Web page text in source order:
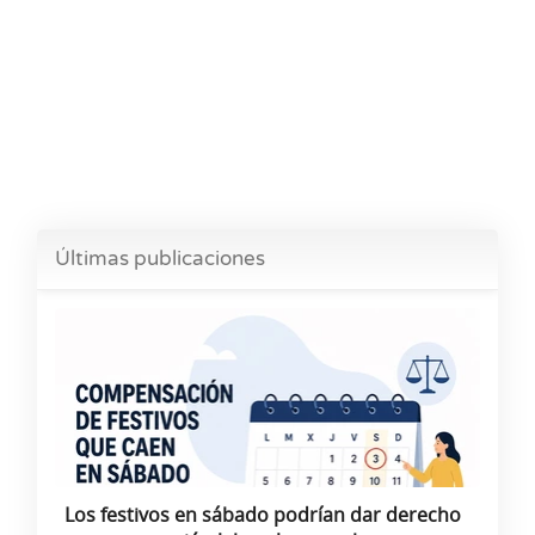
Últimas publicaciones
Los festivos en sábado podrían dar derecho